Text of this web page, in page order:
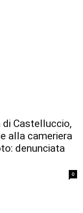
Castelluccio,
alla cameriera
denunciata
0